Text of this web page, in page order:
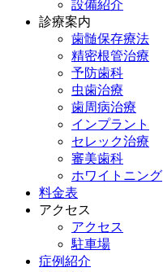
設備紹介
診療案内
歯髄保存療法
精密根管治療
予防歯科
虫歯治療
歯周病治療
インプラント
セレック治療
審美歯科
ホワイトニング
料金表
アクセス
アクセス
駐車場
症例紹介